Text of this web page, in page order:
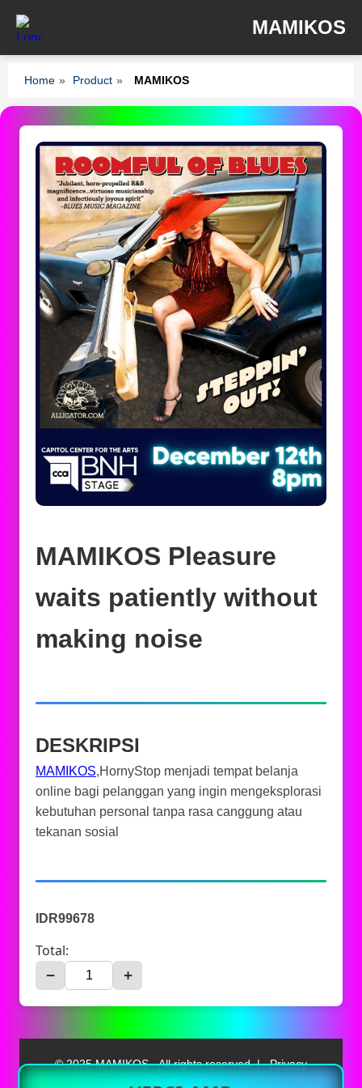
MAMIKOS
Home » Product » MAMIKOS
MAMIKOS Pleasure
waits patiently without
making noise
DESKRIPSI
MAMIKOS,HornyStop menjadi tempat belanja
online bagi pelanggan yang ingin mengeksplorasi
kebutuhan personal tanpa rasa canggung atau
tekanan sosial
IDR99678
Total:
− +
© 2025 MAMIKOS - All rights reserved. | Privacy